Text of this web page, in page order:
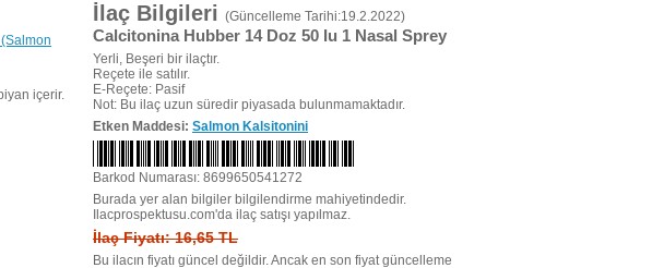
içerir.
İlaç Bilgileri (Güncelleme Tarihi:19.2.2022)
Calcitonina Hubber 14 Doz 50 Iu 1 Nasal Sprey
Yerli, Beşeri bir ilaçtır.
Reçete ile satılır.
E-Reçete: Pasif
Not: Bu ilaç uzun süredir piyasada bulunmamaktadır.
Etken Maddesi: Salmon Kalsitonini
Barkod Numarası: 8699650541272
Burada yer alan bilgiler bilgilendirme mahiyetindedir.
Ilacprospektusu.com'da ilaç satışı yapılmaz.
İlaç Fiyatı: 16,65 TL
Bu ilacın fiyatı güncel değildir. Ancak en son fiyat güncelleme